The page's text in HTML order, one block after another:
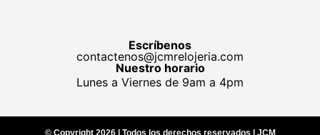
Escríbenos
contactenos@jcmrelojeria.com
Nuestro horario
Lunes a Viernes de 9am a 4pm
© Copyright 2026 | Todos los derechos reservados | JCM